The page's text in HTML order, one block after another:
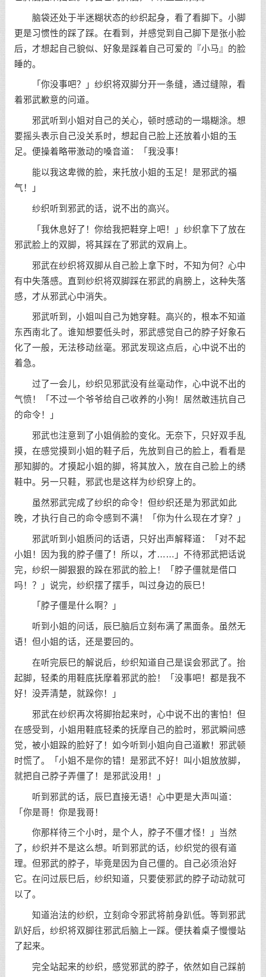
脑袋还处于半迷糊状态的纱织起身，看了看脚下。小脚
更是习惯性的踩了踩。在看到，并感觉到自己脚下是张小脸
后，才想起自己貌似、好象是踩着自己可爱的『小马』的脸
睡的。
「你没事吧？」纱织将双脚分开一条缝，通过缝隙，看
着邪武歉意的问道。
邪武听到小姐对自己的关心，顿时感动的一塌糊涂。想
要摇头表示自己没关系时，想起自己脸上还放着小姐的玉
足。便操着略带激动的嗓音道：「我没事！
能以我这卑微的脸，来托放小姐的玉足！是邪武的福
气！」
纱织听到邪武的话，说不出的高兴。
「我休息好了！你给我把鞋穿上吧！」纱织拿下了放在
邪武脸上的双脚，将其踩在了邪武的双肩上。
邪武在纱织将双脚从自己脸上拿下时，不知为何？心中
有中失落感。直到纱织将双脚踩在邪武的肩膀上，这种失落
感，才从邪武心中消失。
邪武听到，小姐叫自己为她穿鞋。高兴的，根本不知道
东西南北了。谁知想要低头时，邪武感觉自己的脖子好象石
化了一般，无法移动丝毫。邪武发现这点后，心中说不出的
着急。
过了一会儿，纱织见邪武没有丝毫动作，心中说不出的
气愤！「不过一个爷爷给自己收养的小狗！居然敢违抗自己
的命令！」
邪武也注意到了小姐俏脸的变化。无奈下，只好双手乱
摸，在感觉摸到小姐的鞋子后，先放到自己的脸上，看看是
那知脚的。才摸起小姐的脚，将其放入，放在自己脸上的绣
鞋中。另一只鞋，邪武也是这样为纱织穿上的。
虽然邪武完成了纱织的命令！但纱织还是为邪武如此
晚，才执行自己的命令感到不满！「你为什么现在才穿？」
邪武听到小姐质问的话语，只好出声解释道：「对不起
小姐！因为我的脖子僵了！所以，才……」不待邪武把话说
完，纱织一脚狠狠的跺在邪武的脸上！「脖子僵就是借口
吗！？」说完，纱织摆了摆手，叫过身边的辰巳！
「脖子僵是什么啊？」
听到小姐的问话，辰巳脑后立刻布满了黑面条。虽然无
语！但小姐的话，还是要回的。
在听完辰巳的解说后，纱织知道自己是误会邪武了。抬
起脚，轻柔的用鞋底抚摩着邪武的脸！「没事吧！都是我不
好！没弄清楚，就跺你！」
邪武在纱织再次将脚抬起来时，心中说不出的害怕！但
在感受到，小姐用鞋底轻柔的抚摩自己的脸时，邪武瞬间感
觉，被小姐跺的脸好了！如今听到小姐向自己道歉！邪武顿
时慌了。「小姐不是你的错！是邪武不好！叫小姐放放脚，
就把自己脖子弄僵了！是邪武没用！」
听到邪武的话，辰巳直接无语！心中更是大声叫道：
「你是哥！你是我哥！
你那样待三个小时，是个人，脖子不僵才怪！」当然
了，纱织并不是这么想。听到邪武的话，纱织觉的很有道
理。但邪武的脖子，毕竟是因为自己僵的。自己必须治好
它。在问过辰巳后，纱织知道，只要使邪武的脖子动动就可
以了。
知道治法的纱织，立刻命令邪武将前身趴低。等到邪武
趴好后，纱织将双脚往邪武后脑上一踩。便扶着桌子慢慢站
了起来。
完全站起来的纱织，感觉邪武的脖子，依然如自己踩前